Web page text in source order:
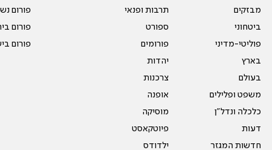
מבזקים
ביטחוני
פוליטי-מדיני
בארץ
בעולם
משפט ופלילים
כלכלה ונדל"ן
דעות
חדשות המגזר
תרבות ופנאי
ספורט
פורומים
יהדות
צרכנות
אופנה
מוסיקה
פיוטקאסט
ילדודס
פורום
פורום
פורום